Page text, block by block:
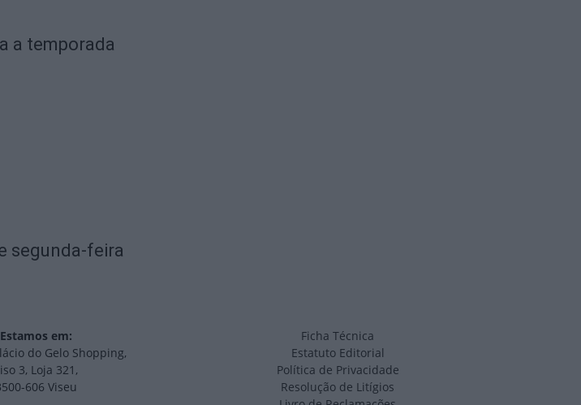
a temporada
segunda-feira
Estamos em:
do Gelo Shopping,
3, Loja 321,
606 Viseu
Ficha Técnica
Estatuto Editorial
Política de Privacidade
Resolução de Litígios